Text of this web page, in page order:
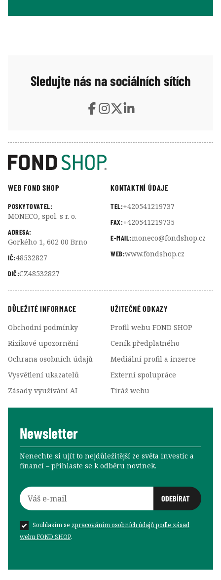
Sledujte nás na sociálních sítích
WEB FOND SHOP
POSKYTOVATEL:
MONECO, spol. s r. o.
ADRESA:
Gorkého 1, 602 00 Brno
IČ:48532827
DIČ:CZ48532827
KONTAKTNÍ ÚDAJE
TEL:+420541219737
FAX:+420541219735
E-MAIL:moneco@fondshop.cz
WEB:www.fondshop.cz
DŮLEŽITÉ INFORMACE
Obchodní podmínky
Rizikové upozornění
Ochrana osobních údajů
Vysvětlení ukazatelů
Zásady využívání AI
UŽITEČNÉ ODKAZY
Profil webu FOND SHOP
Ceník předplatného
Mediální profil a inzerce
Externí spolupráce
Tiráž webu
Newsletter
Nenechte si ujít to nejdůležitější ze světa investic a
financí –⁠⁠⁠⁠⁠⁠ přihlaste se k odběru novinek.
Souhlasím se zpracováním osobních údajů podle zásad
webu FOND SHOP.